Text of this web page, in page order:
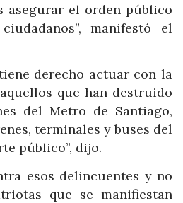
asegurar el orden público
manifestó el
derecho actuar con la
que han destruido
del Metro de Santiago,
terminales y buses del
público”, dijo.
esos delincuentes y no
que se manifiestan